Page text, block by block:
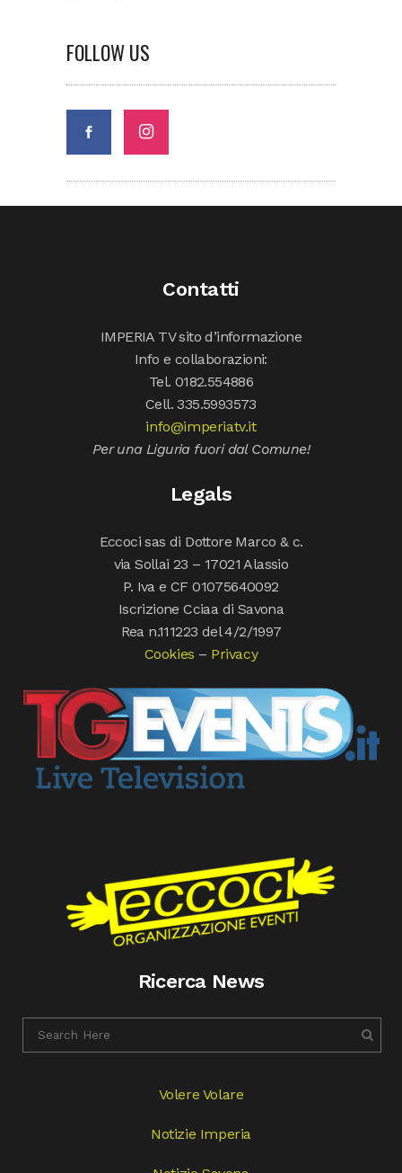
FOLLOW US
Contatti
IMPERIA TV sito d’informazione
Info e collaborazioni:
Tel. 0182.554886
Cell. 335.5993573
info@imperiatv.it
Per una Liguria fuori dal Comune!
Legals
Eccoci sas di Dottore Marco & c.
via Sollai 23 – 17021 Alassio
P. Iva e CF 01075640092
Iscrizione Cciaa di Savona
Rea n.111223 del 4/2/1997
Cookies – Privacy
Ricerca News
Volere Volare
Notizie Imperia